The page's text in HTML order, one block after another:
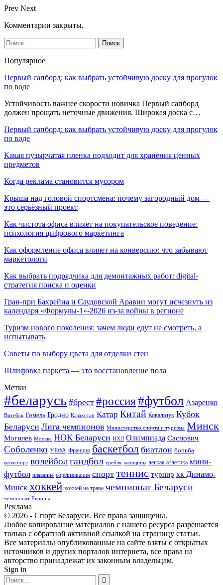
Prev Next
Комментарии закрыты.
Популярное
Первый сапборд: как выбрать устойчивую доску для прогулок
по воде
Устойчивость важнее скорости новичка Первый сапборд
должен прощать неточные движения. Широкая доска с…
Первый сапборд: как выбрать устойчивую доску для прогулок
по воде
Какая пузырчатая пленка подходит для хранения ценных
предметов
Когда реклама становится мусором
Крыша над головой спортсмена: почему загородный дом —
это серьёзный проект
Как чистота офиса влияет на покупательское поведение:
психология цифрового маркетинга
Как оформление офиса влияет на конверсию: что забывают
маркетологи
Как выбрать подрядчика для демонтажных работ: digital-
стратегия поиска и оценки
Гран-при Бахрейна и Саудовской Аравии могут исчезнуть из
календаря «Формулы-1»-2026 из-за войны в регионе
Туризм нового поколения: зачем люди едут не смотреть, а
испытывать
Советы по выбору цвета для отделки стен
Шлифовка паркета — это восстановление пола
Метки
#беларусь #брест #россия#футбол Азаренко
Витебск Гомель Гродно Казахстан Катар Китай Ковальчук Кубок
Беларуси Лига чемпионов Министерство спорта и туризма Минск
Могилев Москва НОК Беларуси НХЛ Олимпиада Саснович
Соболенко УЕФА Франция баскетбол биатлон борьба
велоспорт волейболгандбол гребля женщины легкая атлетика мини-
футбол плавание соревнования спорт теннис турнир хк Динамо-
Минск хоккей хоккей на траве чемпионат Беларуси
чемпионат Европы
Реклама
© 2026 - Спорт Беларуси. Все права защищены.
Любое копирование материалов с нашего ресурса разрешается
только с обратной активной ссылкой на страницу статьи.
Все материалы опубликованные на сайте взяты с открытых
источников и других порталов интернета, все права на
авторство принадлежат их законным владельцам.
Sign in